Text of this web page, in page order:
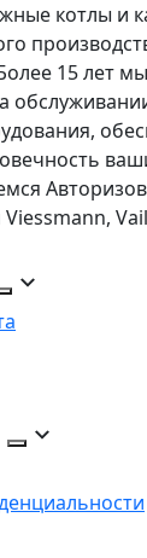
котлы и
15 лет мы